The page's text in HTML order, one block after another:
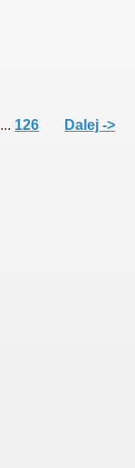
... 126 Dalej ->